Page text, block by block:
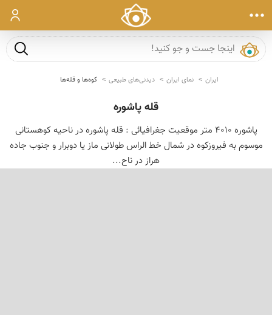
ورود
جست و
ایران نمای ایران دیدنی‌های طبیعی کوه‌ها و قله‌ها
قله پاشوره
پاشوره 4010 متر موقعیت جغرافیائی : قله پاشوره در ناحیه کوهستانی
موسوم به فیروزکوه در شمال خط الراس طولانی ماز یا دوبرار و جنوب جاده
هراز در ناح...